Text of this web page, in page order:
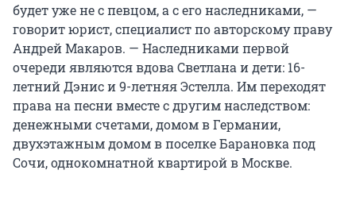
будет уже не с певцом, а с его наследниками, —
говорит юрист, специалист по авторскому праву
Андрей Макаров. — Наследниками первой
очереди являются вдова Светлана и дети: 16-
летний Дэнис и 9-летняя Эстелла. Им переходят
права на песни вместе с другим наследством:
денежными счетами, домом в Германии,
двухэтажным домом в поселке Барановка под
Сочи, однокомнатной квартирой в Москве.